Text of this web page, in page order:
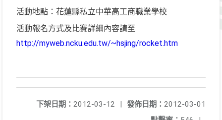
活動地點：花蓮縣私立中華高工商職業學校
活動報名方式及比賽詳細內容請至
http://myweb.ncku.edu.tw/~hsjing/rocket.htm
發佈日期： 2012-03-01
下架日期： 2012-03-12
|